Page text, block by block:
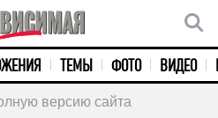
ТЕМЫ ФОТО ВИДЕО
версию сайта